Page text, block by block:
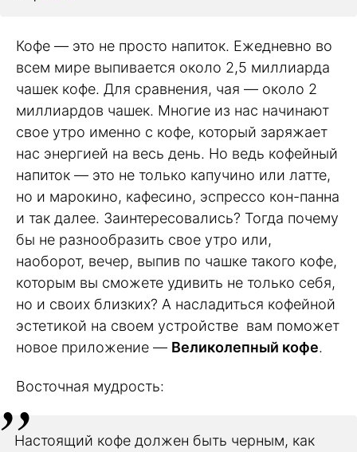
Кофе — это не просто напиток. Ежедневно во
всем мире выпивается около 2,5 миллиарда
чашек кофе. Для сравнения, чая — около 2
миллиардов чашек. Многие из нас начинают
свое утро именно с кофе, который заряжает
нас энергией на весь день. Но ведь кофейный
напиток — это не только капучино или латте,
но и марокино, кафесино, эспрессо кон-панна
и так далее. Заинтересовались? Тогда почему
бы не разнообразить свое утро или,
наоборот, вечер, выпив по чашке такого кофе,
которым вы сможете удивить не только себя,
но и своих близких? А насладиться кофейной
эстетикой на своем устройстве вам поможет
новое приложение — Великолепный кофе.
Восточная мудрость:
Настоящий кофе должен быть черным, как